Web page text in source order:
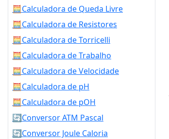
🧮Calculadora de Queda Livre
🧮Calculadora de Resistores
🧮Calculadora de Torricelli
🧮Calculadora de Trabalho
🧮Calculadora de Velocidade
🧮Calculadora de pH
🧮Calculadora de pOH
🔄Conversor ATM Pascal
🔄Conversor Joule Caloria